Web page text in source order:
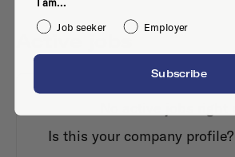
Active jobs
Is this your company profile?
Job seeker
Employer
Subscribe